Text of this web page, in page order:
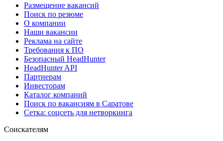
Размещение вакансий
Поиск по резюме
О компании
Наши вакансии
Реклама на сайте
Требования к ПО
Безопасный HeadHunter
HeadHunter API
Партнерам
Инвесторам
Каталог компаний
Поиск по вакансиям в Саратове
Сетка: соцсеть для нетворкинга
Соискателям